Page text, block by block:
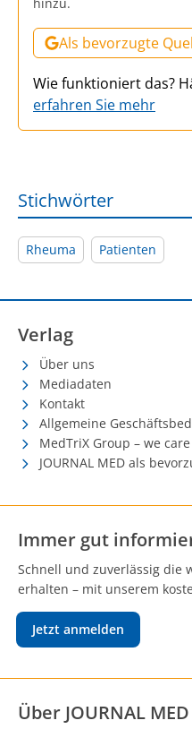
Als bevorzugte
Wie funktioniert das?
erfahren Sie mehr
Stichwörter
Rheuma Patienten
Verlag
Über uns
Mediadaten
Kontakt
Allgemeine
MedTriX Group – we
JOURNAL MED als
Immer gut
Schnell und zuverlässig die
erhalten – mit unserem
Jetzt anmelden
Über JOURNAL MED